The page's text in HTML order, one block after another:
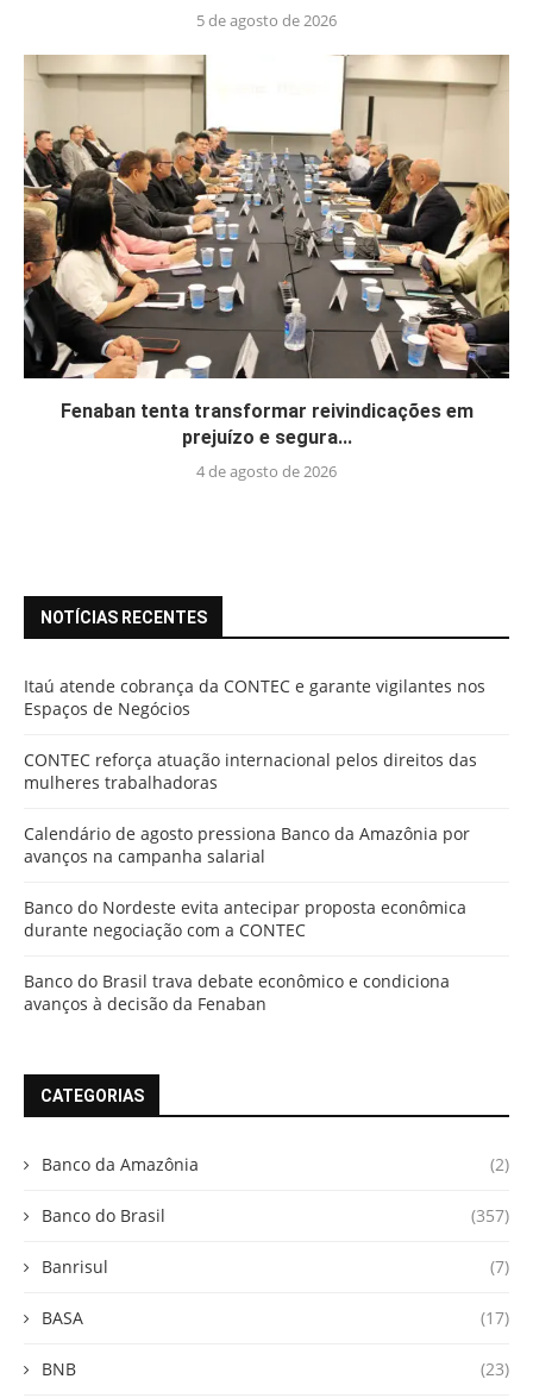
5 de agosto de 2026
Fenaban tenta transformar reivindicações em
prejuízo e segura...
4 de agosto de 2026
NOTÍCIAS RECENTES
Itaú atende cobrança da CONTEC e garante vigilantes nos
Espaços de Negócios
CONTEC reforça atuação internacional pelos direitos das
mulheres trabalhadoras
Calendário de agosto pressiona Banco da Amazônia por
avanços na campanha salarial
Banco do Nordeste evita antecipar proposta econômica
durante negociação com a CONTEC
Banco do Brasil trava debate econômico e condiciona
avanços à decisão da Fenaban
CATEGORIAS
Banco da Amazônia (2)
Banco do Brasil (357)
Banrisul (7)
BASA (17)
BNB (23)